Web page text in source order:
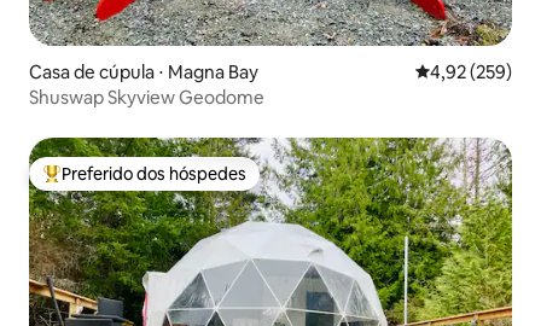
Casa de cúpula ⋅ Magna Bay 4,92 de uma
4,92 (259)
Shuswap Skyview Geodome
Entre os melhores preferidos dos hóspedes
Preferido dos hóspedes